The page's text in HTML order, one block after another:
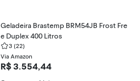
Geladeira Brastemp BRM54JB Frost Fre
e Duplex 400 Litros
3 (22)
Via Amazon
R$ 3.554,44